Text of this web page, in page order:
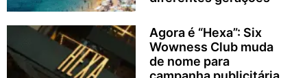
Agora é “Hexa”: Six
Wowness Club muda
de nome para